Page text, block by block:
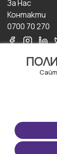
За Hас
Контакти
0700 70 270
ПОЛЗВАНЕ
Правила и
ползване